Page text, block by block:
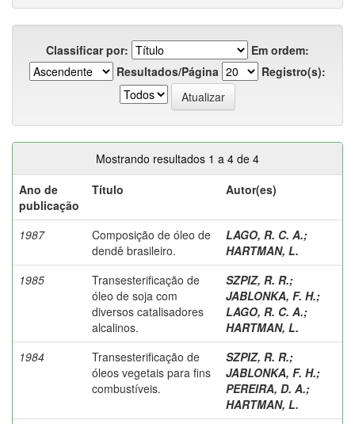
Classificar por:
Em ordem:
Resultados/Página
Registro(s):
Mostrando resultados 1 a 4 de 4
Ano de
publicação
Título Autor(es)
1987
Composição de óleo de
dendê brasileiro.
LAGO, R. C. A.;
HARTMAN, L.
1985
Transesterificação de
óleo de soja com
diversos catalisadores
alcalinos.
SZPIZ, R. R.;
JABLONKA, F. H.;
LAGO, R. C. A.;
HARTMAN, L.
1984
Transesterificação de
óleos vegetais para fins
combustíveis.
SZPIZ, R. R.;
JABLONKA, F. H.;
PEREIRA, D. A.;
HARTMAN, L.